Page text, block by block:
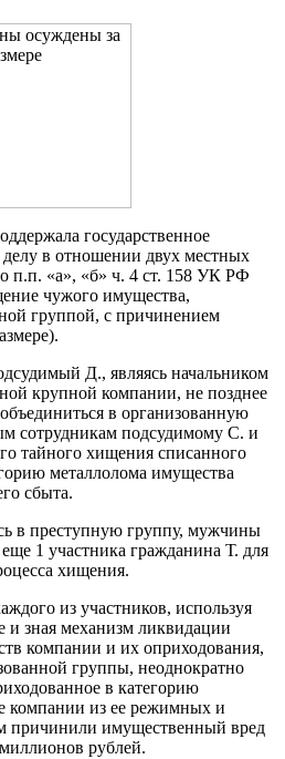
государственное
в отношении двух местных
п.п. «а», «б» ч. 4 ст. 158 УК РФ
чужого имущества,
группой, с причинением
Д., являясь начальником
крупной компании, не позднее
в организованную
сотрудникам подсудимому С. и
тайного хищения списанного
металлолома имущества
сбыта.
в преступную группу, мужчины
1 участника гражданина Т. для
хищения.
из участников, используя
и зная механизм ликвидации
компании и их оприходования,
группы, неоднократно
в категорию
компании из ее режимных и
причинили имущественный вред
рублей.